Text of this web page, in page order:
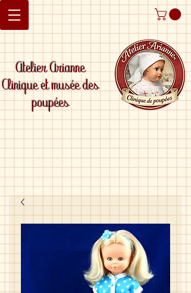
Atelier Arianne
Clinique et musée des
poupées